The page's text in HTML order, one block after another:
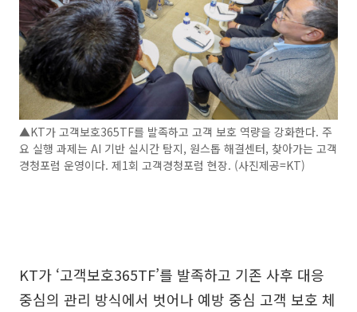
▲KT가 고객보호365TF를 발족하고 고객 보호 역량을 강화한다. 주
요 실행 과제는 AI 기반 실시간 탐지, 원스톱 해결센터, 찾아가는 고객
경청포럼 운영이다. 제1회 고객경청포럼 현장. (사진제공=KT)
KT가 ‘고객보호365TF’를 발족하고 기존 사후 대응
중심의 관리 방식에서 벗어나 예방 중심 고객 보호 체